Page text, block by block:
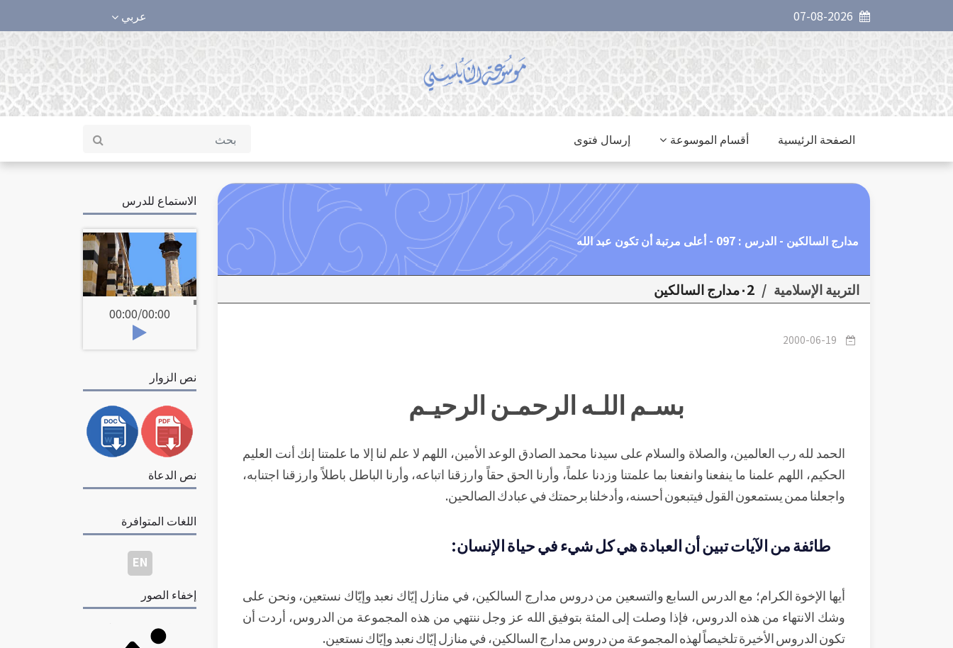
عربي
الصفحة الرئيسية أقسام الموسوعة إرسال فتوى
مدارج السالكين - الدرس : 097 - أعلى مرتبة أن تكون عبد الله
التربية الإسلامية / ٠2مدارج السالكين
2000-06-19
بسـم اللـه الرحمـن الرحيـم
الحمد لله رب العالمين، والصلاة والسلام على سيدنا محمد الصادق الوعد الأمين، اللهم لا علم لنا إلا ما علمتنا إنك أنت العليم
الحكيم، اللهم علمنا ما ينفعنا وانفعنا بما علمتنا وزدنا علماً، وأرنا الحق حقاً وارزقنا اتباعه، وأرنا الباطل باطلاً وارزقنا اجتنابه،
واجعلنا ممن يستمعون القول فيتبعون أحسنه، وأدخلنا برحمتك في عبادك الصالحين.
طائفة من الآيات تبين أن العبادة هي كل شيء في حياة الإنسان:
أيها الإخوة الكرام؛ مع الدرس السابع والتسعين من دروس مدارج السالكين، في منازل إيّاك نعبد وإيّاك نستعين، ونحن على
وشك الانتهاء من هذه الدروس، فإذا وصلت إلى المئة بتوفيق الله عز وجل ننتهي من هذه المجموعة من الدروس، أردت أن
تكون الدروس الأخيرة تلخيصاً لهذه المجموعة من دروس مدارج السالكين، في منازل إيّاك نعبد وإيّاك نستعين.
الاستماع للدرس
00:00/00:00
نص الزوار
نص الدعاة
اللغات المتوافرة
EN
إخفاء الصور